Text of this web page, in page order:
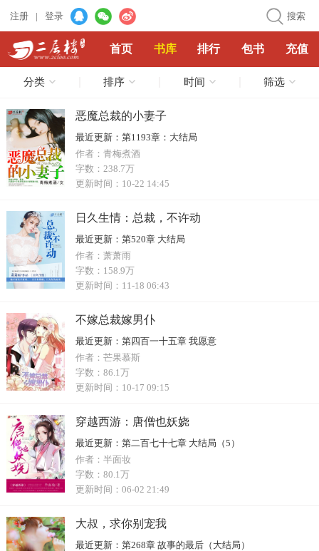
注册 | 登录 搜索
首页 书库 排行 包书 充值
分类 排序 时间 筛选
恶魔总裁的小妻子
最近更新： 第1193章：大结局
作者： 青梅煮酒
字数： 238.7万
更新时间： 10-22 14:45
日久生情：总裁，不许动
最近更新：
第520章 大结局
作者： 萧萧雨
字数： 158.9万
更新时间： 11-18 06:43
不嫁总裁嫁男仆
最近更新： 第四百一十五章 我愿意
作者： 芒果慕斯
字数： 86.1万
更新时间： 10-17 09:15
穿越西游：唐僧也妖娆
最近更新： 第二百七十七章 大结局（5）
作者： 半面妆
字数： 80.1万
更新时间： 06-02 21:49
大叔，求你别宠我
最近更新： 第268章 故事的最后（大结局）